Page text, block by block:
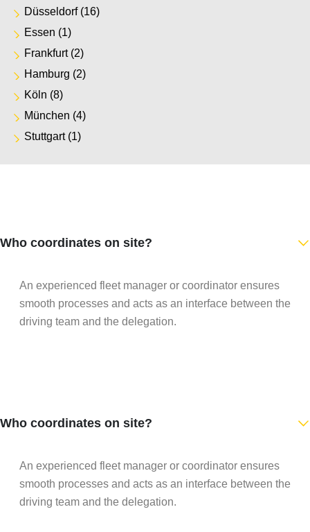
Düsseldorf(16)
Essen (1)
Frankfurt(2)
Hamburg (2)
Köln (8)
München (4)
Stuttgart(1)
Who coordinates on site?
An experienced fleet manager or coordinator ensures
smooth processes and acts as an interface between the
driving team and the delegation.
Who coordinates on site?
An experienced fleet manager or coordinator ensures
smooth processes and acts as an interface between the
driving team and the delegation.